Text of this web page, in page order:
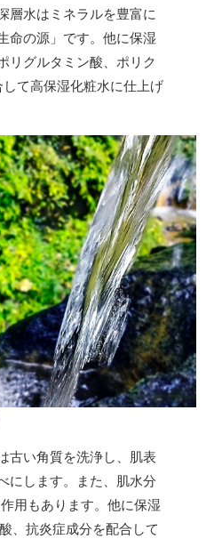
層水はミネラルを豊富に
命の源」です。他に保湿
リグルタミン酸、ポリク
て高保湿化粧水に仕上げ
古い角質を洗浄し、肌表
にします。また、肌水分
用もあります。他に保湿
、抗炎症成分を配合して